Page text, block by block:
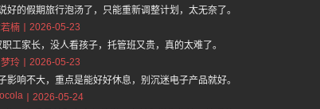
的假期旅行泡汤了，只能重新调整计划，太无奈了。
楠
2026-05-23
工家长，没人看孩子，托管班又贵，真的太难了。
玲
2026-05-23
响不大，重点是能好好休息，别沉迷电子产品就好。
2026-05-24